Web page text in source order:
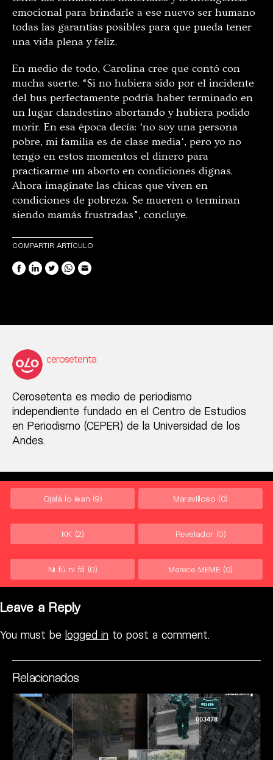
emocional para brindarle a ese nuevo ser humano
todas las garantías posibles para que pueda tener
una vida plena y feliz.
En medio de todo, Carolina cree que contó con
mucha suerte. “Si no hubiera sido por el incidente
del bus perfectamente podría haber terminado en
un lugar clandestino abortando y hubiera podido
morir. En esa época decía: ‘no soy una persona
pobre, mi familia es de clase media‘, pero yo no
tengo en estos momentos el dinero para
practicarme un aborto en condiciones dignas.
Ahora imagínate las chicas que viven en
condiciones de pobreza. Se mueren o terminan
siendo mamás frustradas”, concluye.
COMPARTIR ARTÍCULO
cerosetenta
Cerosetenta es medio de periodismo
independiente fundado en el Centro de Estudios
en Periodismo (CEPER) de la Universidad de los
Andes.
Ojalá lo lean (9) Maravilloso (0)
KK (2) Revelador (0)
Ni fú ni fá (0) Merece MEME (0)
Leave a Reply
You must be logged in to post a comment.
Relacionados